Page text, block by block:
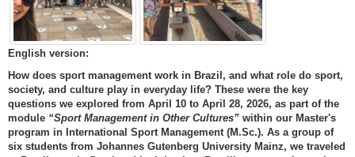
English version:
How does sport management work in Brazil, and what role do sport,
society, and culture play in everyday life? These were the key
questions we explored from April 10 to April 28, 2026, as part of the
module “Sport Management in Other Cultures” within our Master's
program in International Sport Management (M.Sc.). As a group of
six students from Johannes Gutenberg University Mainz, we traveled